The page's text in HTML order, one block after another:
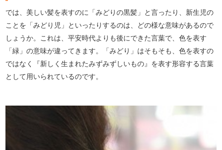
では、美しい髪を表すのに「みどりの黒髪」と言ったり、新生児の
ことを「みどり児」といったりするのは、どの様な意味があるので
しょうか。これは、平安時代よりも後にできた言葉で、色を表す
「緑」の意味が違ってきます。「みどり」はそもそも、色を表すの
ではなく『新しく生まれたみずみずしいもの』を表す形容する言葉
として用いられているのです。